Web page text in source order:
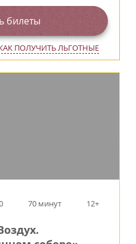
билеты
ПОЛУЧИТЬ ЛЬГОТНЫЕ
70 минут 12+